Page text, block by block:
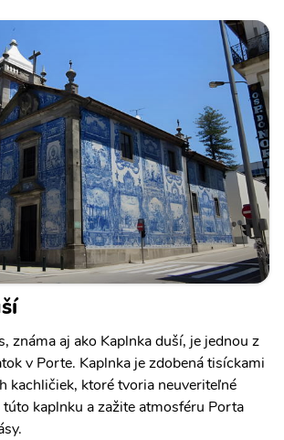
známa aj ako Kaplnka duší, je jednou z
v Porte. Kaplnka je zdobená tisíckami
kachličiek, ktoré tvoria neuveriteľné
kaplnku a zažite atmosféru Porta